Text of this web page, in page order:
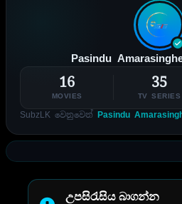
Pasindu
16
MOVIES
35
TV SERIES
SubzLK වෙනුවෙන් Pasindu
උපසිරැසිය බාගන්න